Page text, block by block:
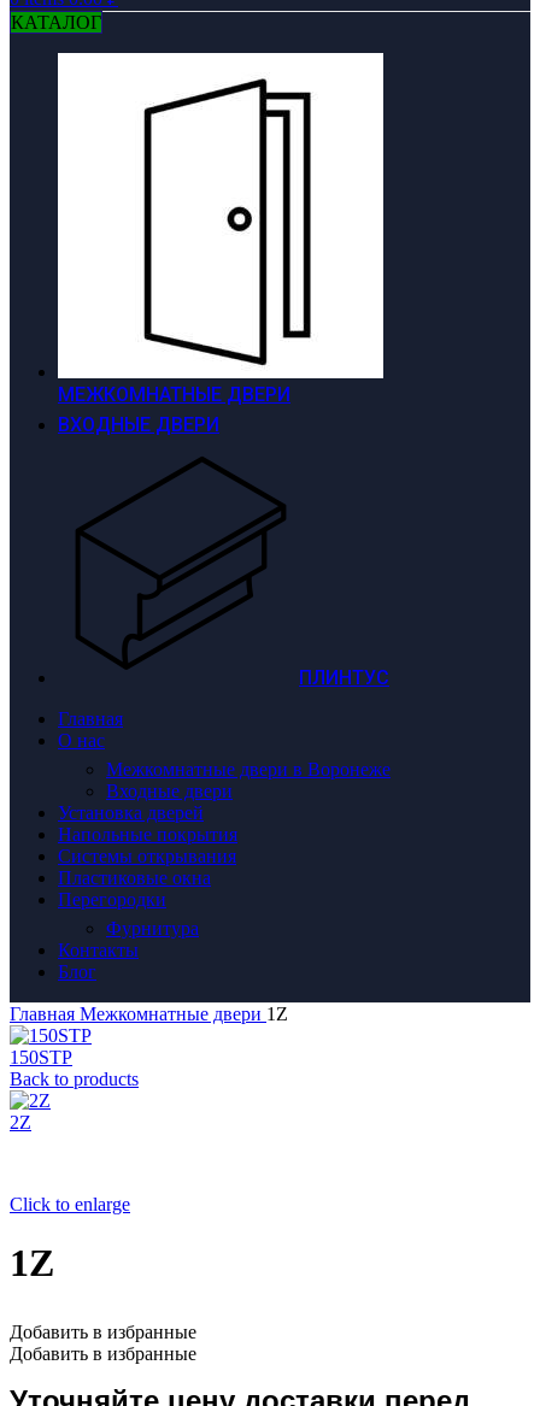
КАТАЛОГ
МЕЖКОМНАТНЫЕ ДВЕРИ
ВХОДНЫЕ ДВЕРИ
ПЛИНТУС
Главная
О нас
Межкомнатные двери в Воронеже
Входные двери
Установка дверей
Напольные покрытия
Системы открывания
Пластиковые окна
Перегородки
Фурнитура
Контакты
Блог
Главная Межкомнатные двери 1Z
150STP
Back to products
2Z
Click to enlarge
1Z
Добавить в избранные
Добавить в избранные